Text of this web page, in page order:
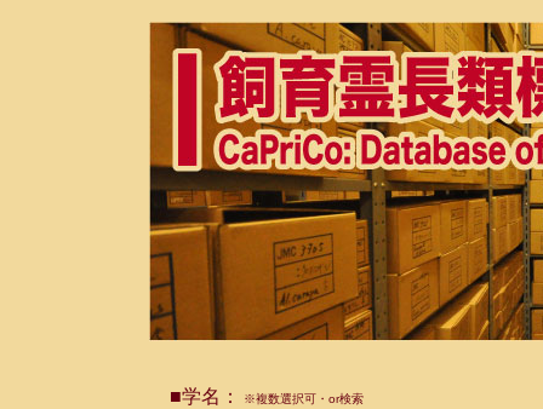
■学名： ※複数選択可・or検索